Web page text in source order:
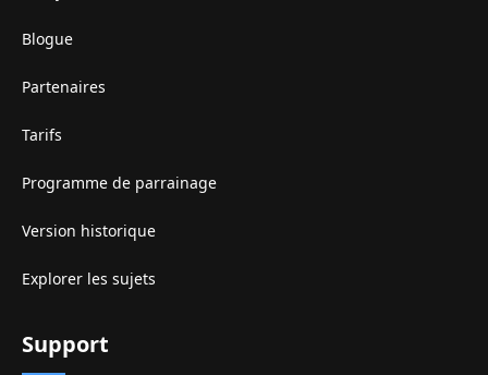
Blogue
Partenaires
Tarifs
Programme de parrainage
Version historique
Explorer les sujets
Support